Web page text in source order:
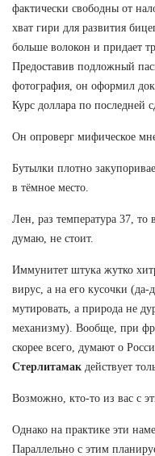
фактически свободны от
хват гири для развития
больше волокон и придает
Предоставив подложный
фотография, он оформил
Курс доллара по последней
Он опроверг мифическое
Бутылки плотно
в тёмное место.
Лен, раз температура 37, то
думаю, не стоит.
Иммунитет штука жутко
вирус, а на его кусочки (да-
мутировать, а природа не
механизму). Вообще, при
скорее всего, думают о
Стерлитамак действует
Возможно, кто-то из вас с
Однако на практике эти
Параллельно с этим